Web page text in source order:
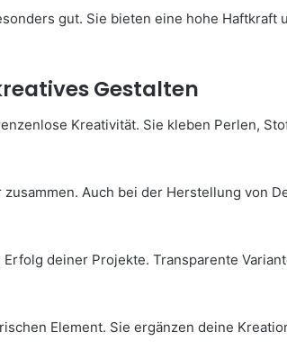
gut. Sie bieten eine hohe Haftkraft
Gestalten
Kreativität. Sie kleben Perlen,
Auch bei der Herstellung von
deiner Projekte. Transparente
Element. Sie ergänzen deine